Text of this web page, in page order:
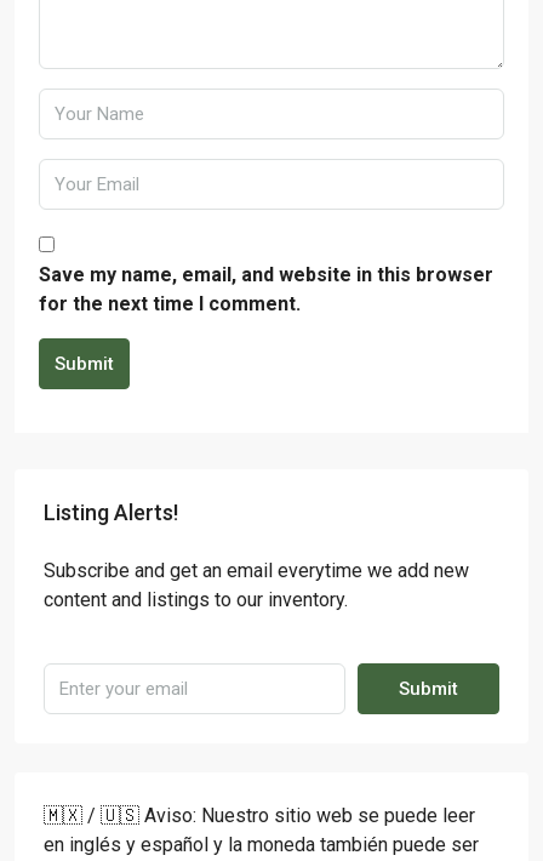
Save my name, email, and website in this browser
for the next time I comment.
Submit
Listing Alerts!
Subscribe and get an email everytime we add new
content and listings to our inventory.
Submit
🇲🇽 / 🇺🇸 Aviso: Nuestro sitio web se puede leer
en inglés y español y la moneda también puede ser